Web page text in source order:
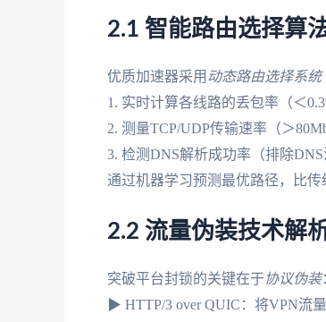
2.1 智能路由选择算
优质加速器采用 动态路由选择系统
1. 实时计算各线路的丢包率（＜
2. 测量TCP/UDP传输速率（＞
3. 检测DNS解析成功率（排除DNS
通过机器学习预测最优路径，比传
2.2 流量伪装技术解
突破平台封锁的关键在于 协议伪装
▶ HTTP/3 over QUIC：将VPN流